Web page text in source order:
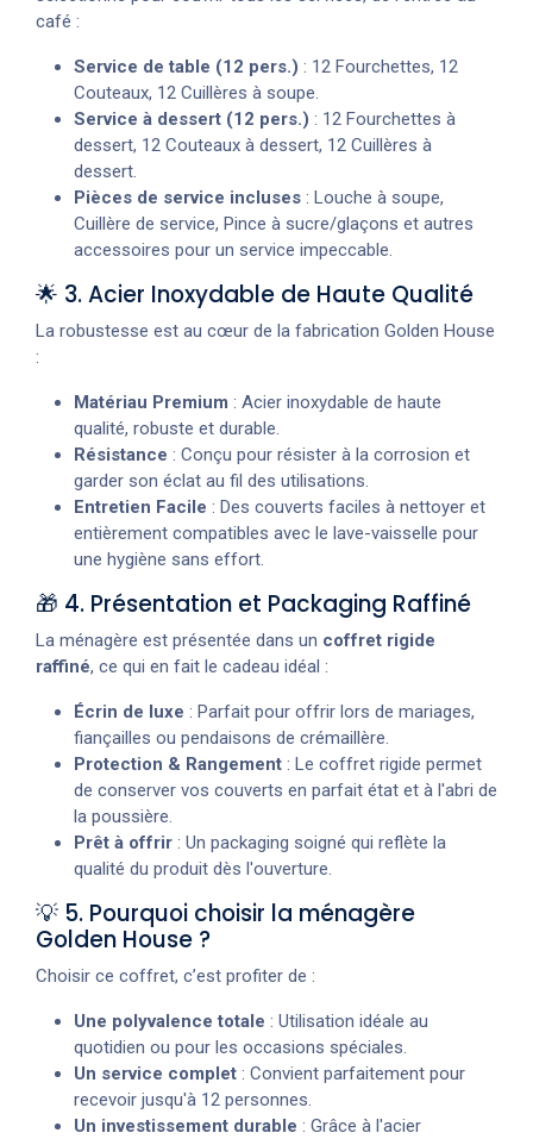
café :
Service de table (12 pers.) : 12 Fourchettes, 12
Couteaux, 12 Cuillères à soupe.
Service à dessert (12 pers.) : 12 Fourchettes à
dessert, 12 Couteaux à dessert, 12 Cuillères à
dessert.
Pièces de service incluses : Louche à soupe,
Cuillère de service, Pince à sucre/glaçons et autres
accessoires pour un service impeccable.
🌟 3. Acier Inoxydable de Haute Qualité
La robustesse est au cœur de la fabrication Golden House
:
Matériau Premium : Acier inoxydable de haute
qualité, robuste et durable.
Résistance : Conçu pour résister à la corrosion et
garder son éclat au fil des utilisations.
Entretien Facile : Des couverts faciles à nettoyer et
entièrement compatibles avec le lave-vaisselle pour
une hygiène sans effort.
🎁 4. Présentation et Packaging Raffiné
La ménagère est présentée dans un coffret rigide
raffiné, ce qui en fait le cadeau idéal :
Écrin de luxe : Parfait pour offrir lors de mariages,
fiançailles ou pendaisons de crémaillère.
Protection & Rangement : Le coffret rigide permet
de conserver vos couverts en parfait état et à l'abri de
la poussière.
Prêt à offrir : Un packaging soigné qui reflète la
qualité du produit dès l'ouverture.
💡 5. Pourquoi choisir la ménagère
Golden House ?
Choisir ce coffret, c’est profiter de :
Une polyvalence totale : Utilisation idéale au
quotidien ou pour les occasions spéciales.
Un service complet : Convient parfaitement pour
recevoir jusqu'à 12 personnes.
Un investissement durable : Grâce à l'acier